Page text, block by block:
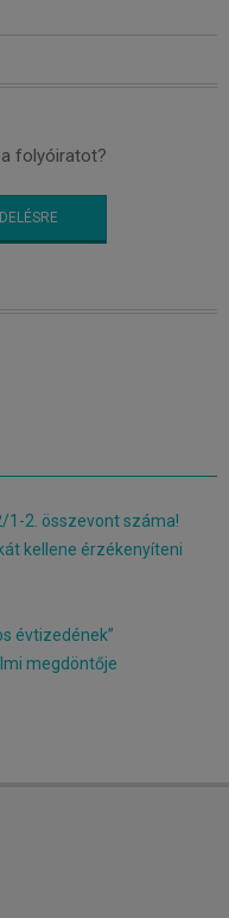
folyóiratot?
1-2. összevont száma!
kellene érzékenyíteni
évtizedének”
megdöntője